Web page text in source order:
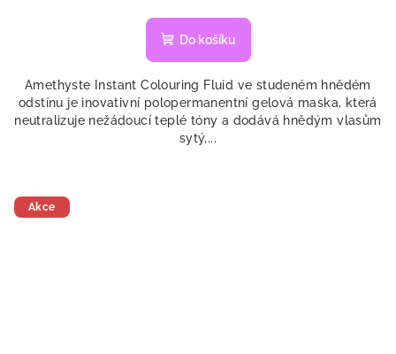
Do košíku
Amethyste Instant Colouring Fluid ve studeném hnědém
odstínu je inovativní polopermanentní gelová maska, která
neutralizuje nežádoucí teplé tóny a dodává hnědým vlasům
sytý,...
Akce